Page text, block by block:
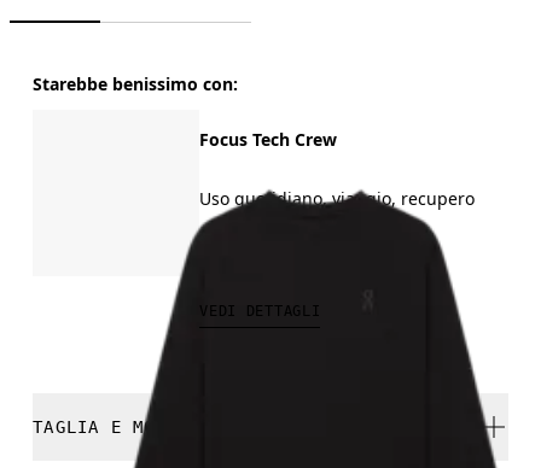
Starebbe benissimo con:
Focus Tech Crew
Uso quotidiano, viaggio, recupero
VEDI DETTAGLI
TAGLIA E MODELLO